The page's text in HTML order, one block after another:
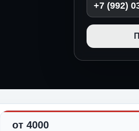
+7 (992)
от 4000